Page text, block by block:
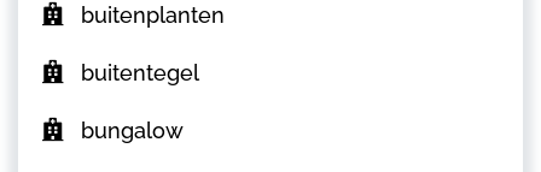
buitenplanten
buitentegel
bungalow